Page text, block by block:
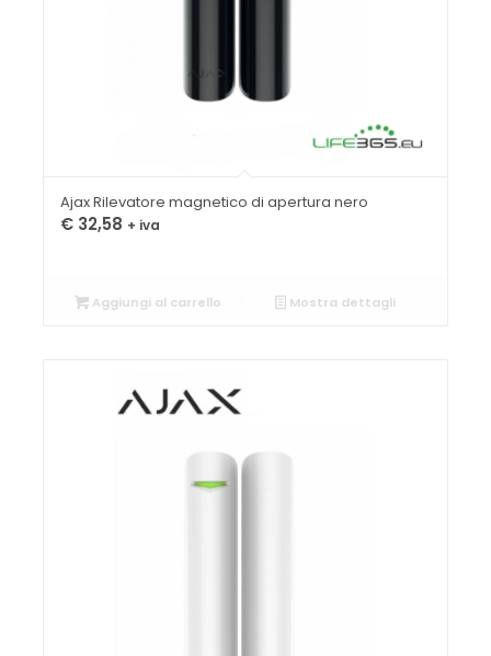
Ajax Rilevatore magnetico di apertura nero
€32,58 + iva
Aggiungi al carrello Mostra dettagli